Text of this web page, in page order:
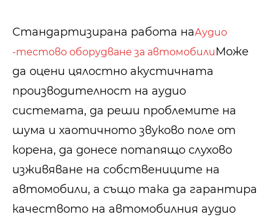
Стандартизирана работа наАудио
-тестово оборудване за автомобили Може
да оцени цялостно акустичната
производителност на аудио
системата, да реши проблемите на
шума и хаотичното звуково поле от
корена, да донесе потапящо слухово
изживяване на собствениците на
автомобили, а също така да гарантира
качеството на автомобилния аудио